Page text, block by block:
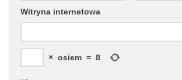
Witryna internetowa
× osiem = 8